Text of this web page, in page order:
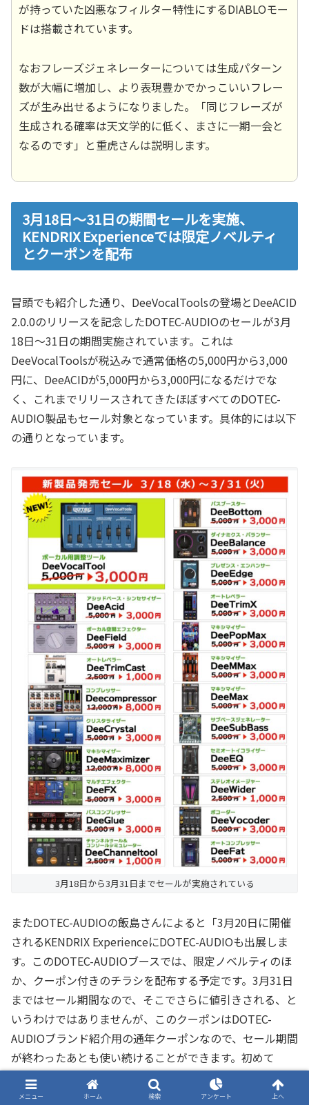
が持っていた凶悪なフィルター特性にするDIABLOモー
ドは搭載されています。
なおフレーズジェネレーターについては生成パターン
数が大幅に増加し、より表現豊かでかっこいいフレー
ズが生み出せるようになりました。「同じフレーズが
生成される確率は天文学的に低く、まさに一期一会と
なるのです」と重虎さんは説明します。
3月18日～31日の期間セールを実施、
KENDRIX Experienceでは限定ノベルティ
とクーポンを配布
冒頭でも紹介した通り、DeeVocalToolsの登場とDeeACID
2.0.0のリリースを記念したDOTEC-AUDIOのセールが3月
18日～31日の期間実施されています。これは
DeeVocalToolsが税込みで通常価格の5,000円から3,000
円に、DeeACIDが5,000円から3,000円になるだけでな
く、これまでリリースされてきたほぼすべてのDOTEC-
AUDIO製品もセール対象となっています。具体的には以下
の通りとなっています。
3月18日から3月31日までセールが実施されている
またDOTEC-AUDIOの飯島さんによると「3月20日に開催
されるKENDRIX ExperienceにDOTEC-AUDIOも出展しま
す。このDOTEC-AUDIOブースでは、限定ノベルティのほ
か、クーポン付きのチラシを配布する予定です。3月31日
まではセール期間なので、そこでさらに値引きされる、と
いうわけではありませんが、このクーポンはDOTEC-
AUDIOブランド紹介用の通年クーポンなので、セール期間
が終わったあとも使い続けることができます。初めて
DOTEC-AUDIOの製品を購入する際にぜひ活用してくださ
い。また、イベント会場ではDeeVocalToolsやDeeACIDを
メニュー ホーム 検索 アンケート 上へ